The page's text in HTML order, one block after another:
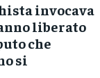
invocava
liberato
che
si